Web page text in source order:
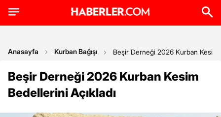
Anasayfa Kurban Bağışı Beşir Derneği 2026 Kurban Kesim
Beşir Derneği 2026 Kurban Kesim
Bedellerini Açıkladı